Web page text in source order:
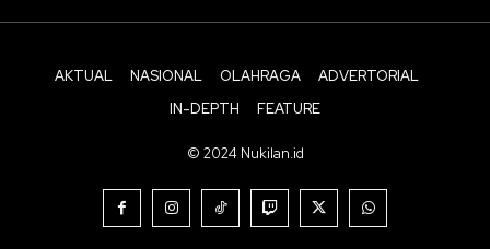
AKTUAL NASIONAL OLAHRAGA
ADVERTORIAL
IN-DEPTH
FEATURE
© 2024 Nukilan.id